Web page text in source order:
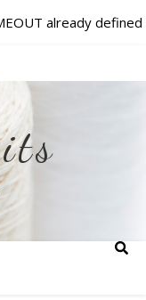
already defined